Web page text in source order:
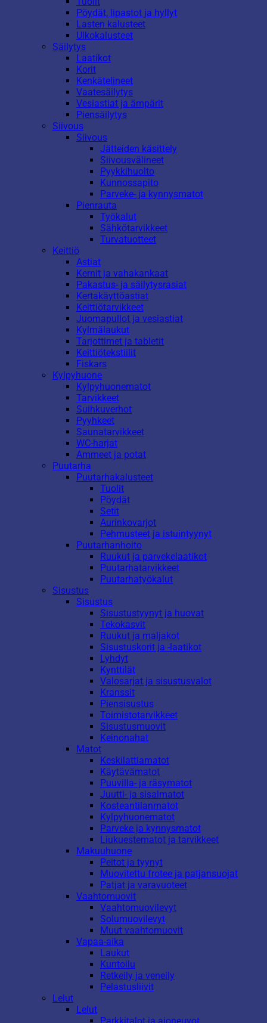
Pöydät, lipastot ja hyllyt
Lasten kalusteet
Ulkokalusteet
Säilytys
Laatikot
Korit
Kenkätelineet
Vaatesäilytys
Vesiastiat ja ämpärit
Piensäilytys
Siivous
Siivous
Jätteiden käsittely
Siivousvälineet
Pyykkihuolto
Kunnossapito
Parveke- ja kynnysmatot
Pienrauta
Työkalut
Sähkötarvikkeet
Turvatuotteet
Keittiö
Astiat
Kernit ja vahakankaat
Pakastus- ja säilytysrasiat
Kertakäyttöastiat
Keittiötarvikkeet
Juomapullot ja vesiastiat
Kylmälaukut
Tarjottimet ja tabletit
Keittiötekstiilit
Fiskars
Kylpyhuone
Kylpyhuonematot
Tarvikkeet
Suihkuverhot
Pyyhkeet
Saunatarvikkeet
WC-harjat
Ammeet ja potat
Puutarha
Puutarhakalusteet
Tuolit
Pöydät
Setit
Aurinkovarjot
Pehmusteet ja istuintyynyt
Puutarhanhoito
Ruukut ja parvekelaatikot
Puutarhatarvikkeet
Puutarhatyökalut
Sisustus
Sisustus
Sisustustyynyt ja huovat
Tekokasvit
Ruukut ja maljakot
Sisustuskorit ja -laatikot
Lyhdyt
Kynttilät
Valosarjat ja sisustusvalot
Kranssit
Piensisustus
Toimistotarvikkeet
Sisustusmuovit
Keinonahat
Matot
Keskilattiamatot
Käytävämatot
Puuvilla- ja räsymatot
Juutti- ja sisalmatot
Kosteantilanmatot
Kylpyhuonematot
Parveke ja kynnysmatot
Liukuestematot ja tarvikkeet
Makuuhuone
Peitot ja tyynyt
Muovitettu frotee ja patjansuojat
Patjat ja varavuoteet
Vaahtomuovit
Vaahtomuovilevyt
Solumuovilevyt
Muut vaahtomuovit
Vapaa-aika
Laukut
Kuntoilu
Retkeily ja veneily
Pelastusliivit
Lelut
Lelut